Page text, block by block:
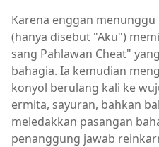
Karena enggan
(hanya disebut "Aku")
sang Pahlawan Cheat"
bahagia. Ia kemudian
konyol berulang kali ke
ermita, sayuran, bahkan
meledakkan pasangan
penanggung jawab